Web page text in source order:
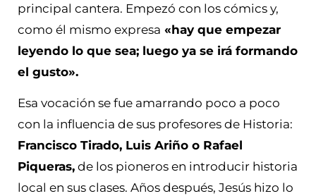
principal cantera. Empezó con los cómics y,
como él mismo expresa «hay que empezar
leyendo lo que sea; luego ya se irá formando
el gusto».
Esa vocación se fue amarrando poco a poco
con la influencia de sus profesores de Historia:
Francisco Tirado, Luis Ariño o Rafael
Piqueras, de los pioneros en introducir historia
local en sus clases. Años después, Jesús hizo lo